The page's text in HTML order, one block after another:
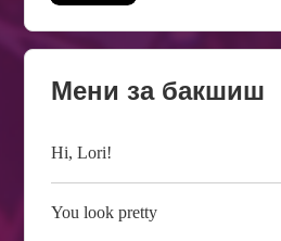
Мени за бакшиш
Hi, Lori!
You look pretty